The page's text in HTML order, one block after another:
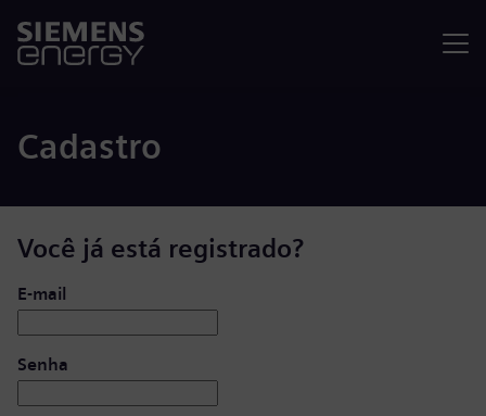
Cadastro
Você já está registrado?
Login: usuário e senha
E-mail
Senha